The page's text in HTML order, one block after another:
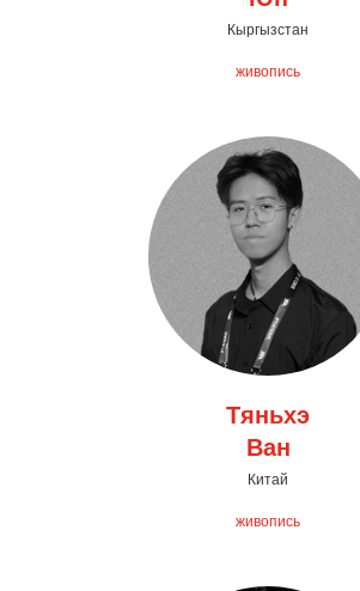
Кыргызстан
живопись
Тяньхэ
Ван
Китай
живопись